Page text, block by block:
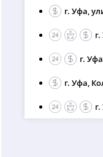
г. Уфа,
г.
г. Уфа,